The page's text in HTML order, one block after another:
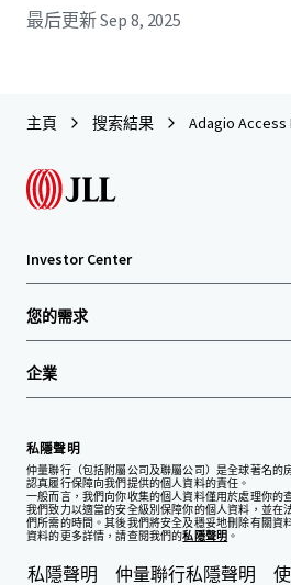
最后更新Sep 8, 2025
主頁 搜索結果 Adagio Access
Investor Center
您的需求
企業
私隱聲明
仲量聯行（包括附屬公司及聯屬公司）是全球著名的
認真履行保障向我們提供的個人資料的責任。
一般而言，我們向你收集的個人資料僅用於處理你的
我們致力以適當的安全級別保障你的個人資料，並在
們所需的時間。其後我們將安全及穩妥地刪除有關資
資料的更多詳情，請查閱我們的私隱聲明 。
私隱聲明 仲量聯行私隱聲明